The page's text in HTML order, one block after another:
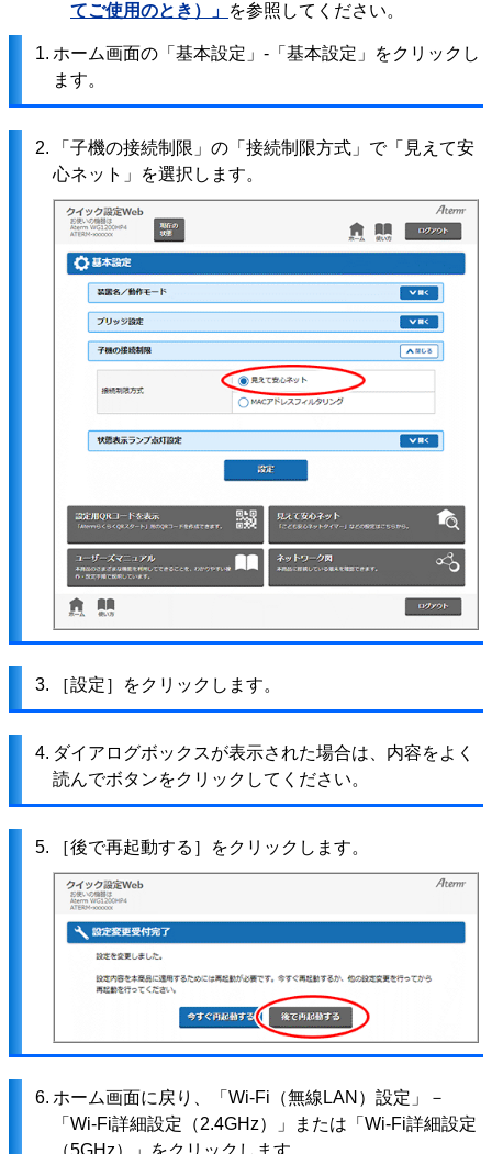
てご使用のとき）」 を参照してください。
1. ホーム画面の「基本設定」-「基本設定」をクリックし
ます。
2.
「子機の接続制限」の「接続制限方式」で「見えて安
心ネット」を選択します。
3. ［設定］をクリックします。
4. ダイアログボックスが表示された場合は、内容をよく
読んでボタンをクリックしてください。
5. ［後で再起動する］をクリックします。
6. ホーム画面に戻り、「Wi-Fi（無線LAN）設定」－
「Wi-Fi詳細設定（2.4GHz）」または「Wi-Fi詳細設定
（5GHz）」をクリックします。